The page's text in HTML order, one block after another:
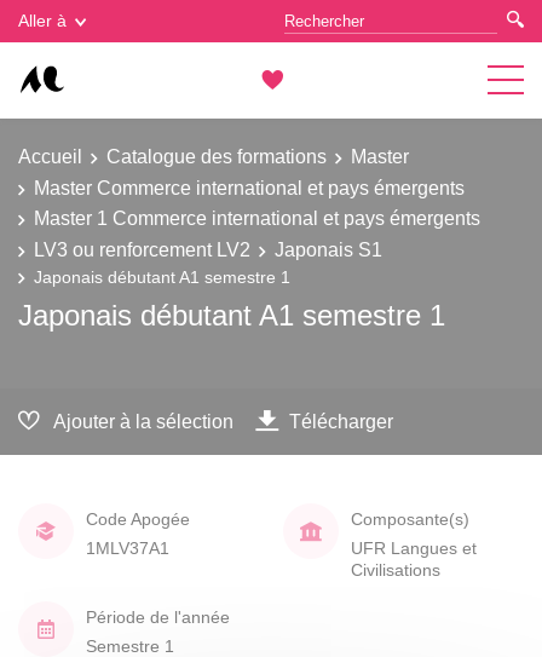
Aller à
Accueil Catalogue des formations
Master
Master Commerce international et pays émergents
Master 1 Commerce international et pays émergents
LV3 ou renforcement LV2
Japonais S1
Japonais débutant A1 semestre 1
Japonais débutant A1 semestre 1
Ajouter à la sélection Télécharger
Code Apogée
1MLV37A1
Composante(s)
UFR Langues et
Civilisations
Période de l'année
Semestre 1
Gestion des cookies